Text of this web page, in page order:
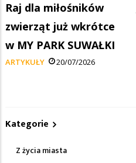
Raj dla miłośników
zwierząt już wkrótce
w MY PARK SUWAŁKI
ARTYKUŁY 20/07/2026
Kategorie
Z życia miasta